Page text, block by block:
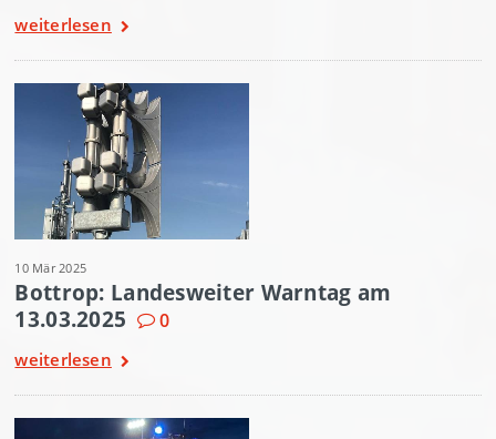
weiterlesen
10 Mär 2025
Bottrop: Landesweiter Warntag am
13.03.2025
0
weiterlesen